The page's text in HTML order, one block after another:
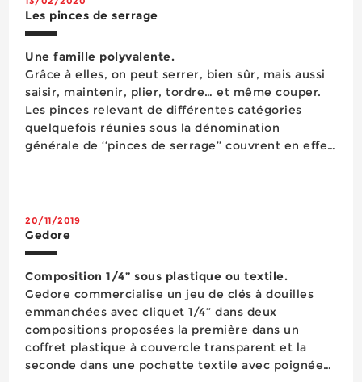
Les pinces de serrage
Une famille polyvalente.
Grâce à elles, on peut serrer, bien sûr, mais aussi
saisir, maintenir, plier, tordre… et même couper.
Les pinces relevant de différentes catégories
quelquefois réunies sous la dénomination
générale de ‘‘pinces de serrage’’ couvrent en effet
20/11/2019
Gedore
Composition 1/4’’ sous plastique ou textile.
Gedore commercialise un jeu de clés à douilles
emmanchées avec cliquet 1/4’’ dans deux
compositions proposées la première dans un
coffret plastique à couvercle transparent et la
seconde dans une pochette textile avec poignée